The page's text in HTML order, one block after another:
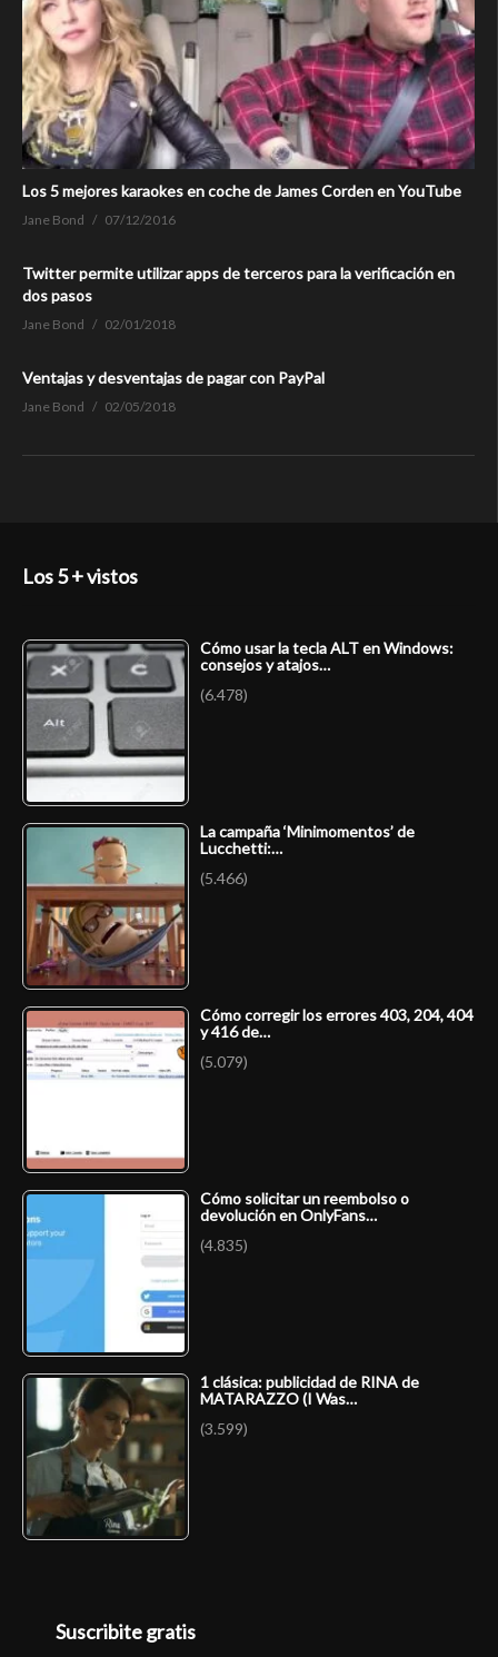
Los 5 mejores karaokes en coche de James Corden en YouTube
Jane Bond 07/12/2016
Twitter permite utilizar apps de terceros para la verificación en
dos pasos
Jane Bond 02/01/2018
Ventajas y desventajas de pagar con PayPal
Jane Bond 02/05/2018
Los 5 + vistos
Cómo usar la tecla ALT en Windows:
consejos y atajos…
(6.478)
La campaña ‘Minimomentos’ de
Lucchetti:…
(5.466)
Cómo corregir los errores 403, 204, 404
y 416 de…
(5.079)
Cómo solicitar un reembolso o
devolución en OnlyFans…
(4.835)
1 clásica: publicidad de RINA de
MATARAZZO (I Was…
(3.599)
Suscribite gratis